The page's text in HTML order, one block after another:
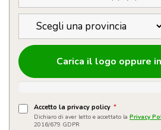
Carica il logo oppure
Accetto la privacy policy *
Dichiaro di aver letto e accettato la Privacy
2016/679 GDPR